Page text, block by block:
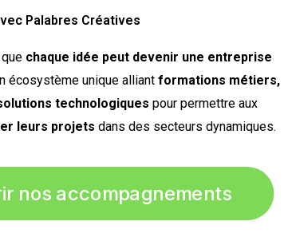
Palabres Créatives
chaque idée peut devenir une entreprise
écosystème unique alliant formations métiers,
technologiques pour permettre aux
leurs projets dans des secteurs dynamiques.
nos accompagnements